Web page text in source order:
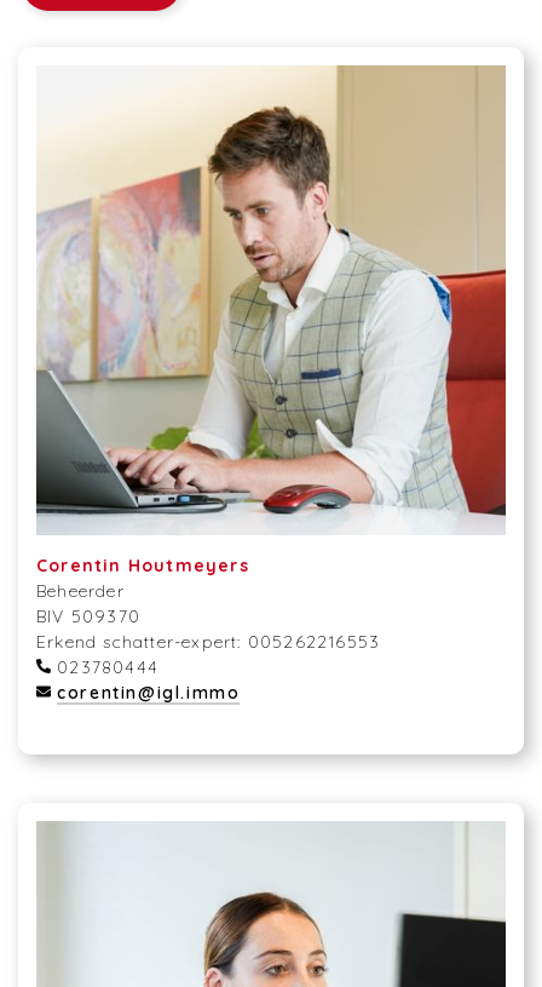
Corentin Houtmeyers
Beheerder
BIV 509370
Erkend schatter-expert: 005262216553
023780444
corentin@igl.immo